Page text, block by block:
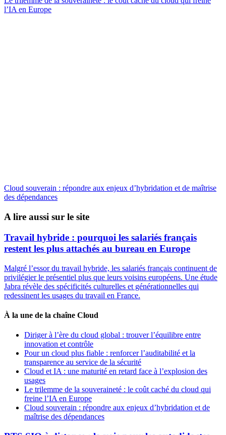
l’IA en Europe
Cloud souverain : répondre aux enjeux d’hybridation et de maîtrise
des dépendances
A lire aussi sur le site
Travail hybride : pourquoi les salariés français
restent les plus attachés au bureau en Europe
Malgré l’essor du travail hybride, les salariés français continuent de
privilégier le présentiel plus que leurs voisins européens. Une étude
Jabra révèle des spécificités culturelles et générationnelles qui
redessinent les usages du travail en France.
À la une de la chaîne Cloud
Diriger à l’ère du cloud global : trouver l’équilibre entre
innovation et contrôle
Pour un cloud plus fiable : renforcer l’auditabilité et la
transparence au service de la sécurité
Cloud et IA : une maturité en retard face à l’explosion des
usages
Le trilemme de la souveraineté : le coût caché du cloud qui
freine l’IA en Europe
Cloud souverain : répondre aux enjeux d’hybridation et de
maîtrise des dépendances